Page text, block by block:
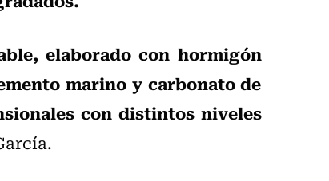
elaborado con hormigón
marino y carbonato de
con distintos niveles